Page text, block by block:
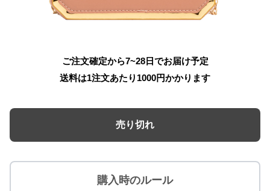
ご注文確定から7~28日でお届け予定
送料は1注文あたり 1000円かかります
売り切れ
購入時のルール